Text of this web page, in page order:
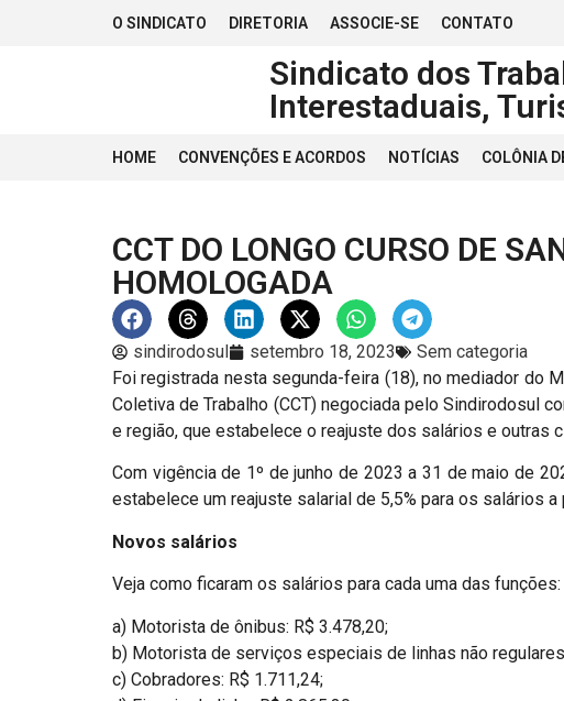
O SINDICATO DIRETORIA ASSOCIE-SE CONTATO
Sindicato dos
Interestaduais,
HOME CONVENÇÕES E ACORDOS NOTÍCIAS COLÔNIA
CCT DO LONGO CURSO DE
HOMOLOGADA
sindirodosul setembro 18, 2023
Sem categoria
Foi registrada nesta segunda-feira (18), no mediador do
Coletiva de Trabalho (CCT) negociada pelo Sindirodosul
e região, que estabelece o reajuste dos salários e outras
Com vigência de 1º de junho de 2023 a 31 de maio de
estabelece um reajuste salarial de 5,5% para os salários
Novos salários
Veja como ficaram os salários para cada uma das funções:
a) Motorista de ônibus: R$ 3.478,20;
b) Motorista de serviços especiais de linhas não
c) Cobradores: R$ 1.711,24;